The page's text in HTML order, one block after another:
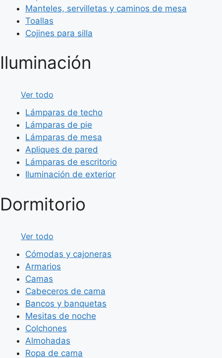
Manteles, servilletas y caminos de mesa
Toallas
Cojines para silla
Iluminación
Ver todo
Lámparas de techo
Lámparas de pie
Lámparas de mesa
Apliques de pared
Lámparas de escritorio
Iluminación de exterior
Dormitorio
Ver todo
Cómodas y cajoneras
Armarios
Camas
Cabeceros de cama
Bancos y banquetas
Mesitas de noche
Colchones
Almohadas
Ropa de cama